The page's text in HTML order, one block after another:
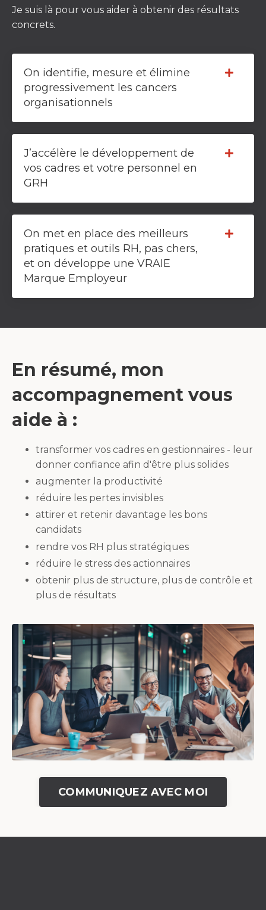
Je suis là pour vous aider à obtenir des résultats
concrets.
On identifie, mesure et élimine
progressivement les cancers
organisationnels
J’accélère le développement de
vos cadres et votre personnel en
GRH
On met en place des meilleurs
pratiques et outils RH, pas chers,
et on développe une VRAIE
Marque Employeur
En résumé, mon
accompagnement vous
aide à :
transformer vos cadres en gestionnaires - leur
donner confiance afin d'être plus solides
augmenter la productivité
réduire les pertes invisibles
attirer et retenir davantage les bons
candidats
rendre vos RH plus stratégiques
réduire le stress des actionnaires
obtenir plus de structure, plus de contrôle et
plus de résultats
COMMUNIQUEZ AVEC MOI